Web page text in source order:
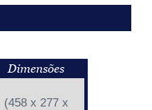
Dimensões
(458 x 277 x